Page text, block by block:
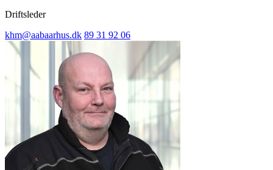
Driftsleder
khm@aabaarhus.dk 89 31 92 06